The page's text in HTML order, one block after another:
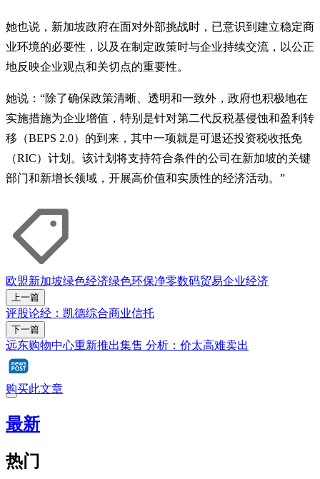
她也说，新加坡政府在面对外部挑战时，已意识到建立稳定商
业环境的必要性，以及在制定政策时与企业持续交流，以公正
地反映企业观点和关切点的重要性。
她说：“除了确保政策清晰、透明和一致外，政府也积极地在
实施措施为企业增值，特别是针对第二代反税基侵蚀和盈利转
移（BEPS 2.0）的到来，其中一项就是可退还投资税收抵免
（RIC）计划。该计划将支持符合条件的公司在新加坡的关键
部门和新增长领域，开展高价值和实质性的经济活动。”
欧盟新加坡绿色经济绿色环保净零数码贸易企业经济
上一篇
评股论经：凯德综合商业信托
下一篇
远东购物中心重新推出集售 分析：价太高难卖出
购买此文章
最新
热门